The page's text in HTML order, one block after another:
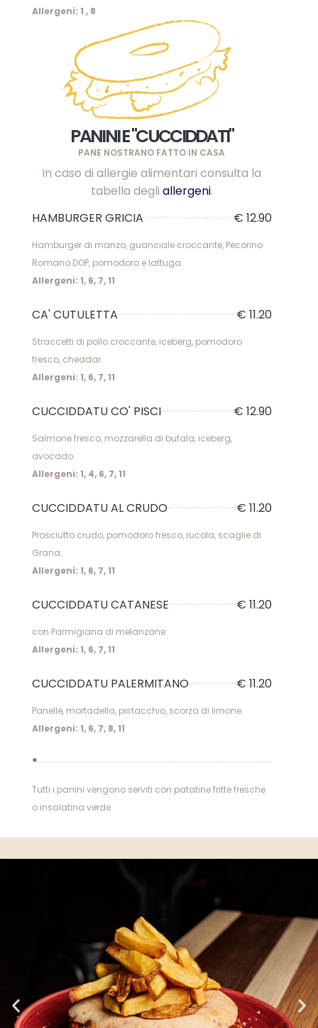
Allergeni: 1 , 8
PANINI E "CUCCIDDATI"
PANE NOSTRANO FATTO IN CASA
In caso di allergie alimentari consulta la
tabella degli allergeni.
HAMBURGER GRICIA
€ 12.90
Hamburger di manzo, guanciale croccante, Pecorino
Romano DOP, pomodoro e lattuga.
Allergeni: 1, 6, 7, 11
CA' CUTULETTA € 11.20
Straccetti di pollo croccante, iceberg, pomodoro
fresco, cheddar.
Allergeni: 1, 6, 7, 11
CUCCIDDATU CO' PISCI € 12.90
Salmone fresco, mozzarella di bufala, iceberg,
avocado.
Allergeni: 1, 4, 6, 7, 11
CUCCIDDATU AL CRUDO € 11.20
Prosciutto crudo, pomodoro fresco, rucola, scaglie di
Grana.
Allergeni: 1, 6, 7, 11
CUCCIDDATU CATANESE € 11.20
con Parmigiana di melanzane.
Allergeni: 1, 6, 7, 11
CUCCIDDATU PALERMITANO € 11.20
Panelle, mortadella, pistacchio, scorza di limone.
Allergeni: 1, 6, 7, 8, 11
*
Tutti i panini vengono serviti con patatine fritte fresche
o insalatina verde